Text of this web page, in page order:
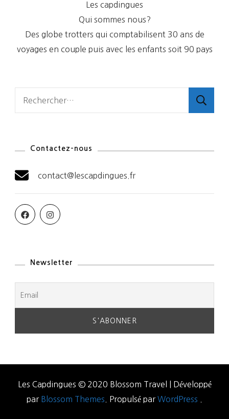
Les capdingues
Qui sommes nous?
Des globe trotters qui comptabilisent 30 ans de
voyages en couple puis avec les enfants soit 90 pays
Contactez-nous
contact@lescapdingues.fr
Newsletter
Les Capdingues © 2020 Blossom Travel | Développé
par Blossom Themes . Propulsé parWordPress